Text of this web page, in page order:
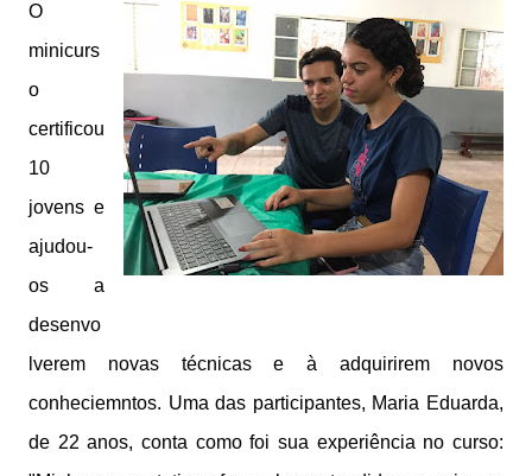
O
minicurs
o
certificou
10
jovens e
ajudou-
os a
desenvo
lverem novas técnicas e à adquirirem novos
conheciemntos. Uma das participantes, Maria Eduarda,
de 22 anos, conta como foi sua experiência no curso: